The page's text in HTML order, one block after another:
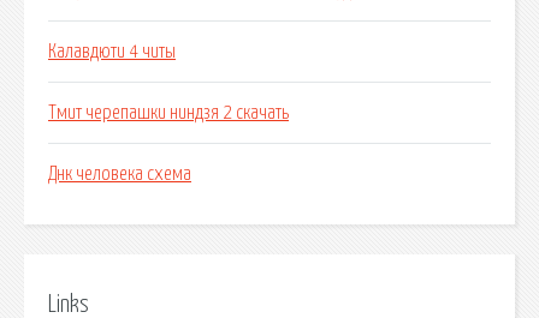
Калавдюти 4 читы
Тмит черепашки ниндзя 2 скачать
Днк человека схема
Links